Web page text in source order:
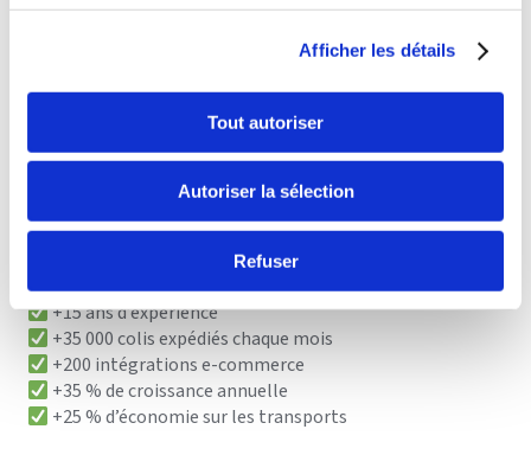
Afficher les détails
Tout autoriser
Autoriser la sélection
Refuser
démarche RSEdans son fonctionnement :
Emballages recyclés ou recyclables
Réutilisation de palettes et réduction des déchets
Sélection de transporteurs écoresponsables
••Bien-être des équipes (locaux agréables, cuisine, jardin,
5. Pourquoi nous choisir ?
+15 ans d’expérience
+35 000 colis expédiés chaque mois
+200 intégrations e-commerce
+35 % de croissance annuelle
+25 % d’économie sur les transports